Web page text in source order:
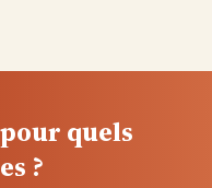
quels
?